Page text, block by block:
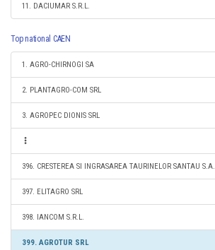
11. DACIUMAR S.R.L.
Top national CAEN
1. AGRO-CHIRNOGI SA
2. PLANTAGRO-COM SRL
3. AGROPEC DIONIS SRL
396. CRESTEREA SI INGRASAREA TAURINELOR SANTAU S.A.
397. ELITAGRO SRL
398. IANCOM S.R.L.
399. AGROTUR SRL